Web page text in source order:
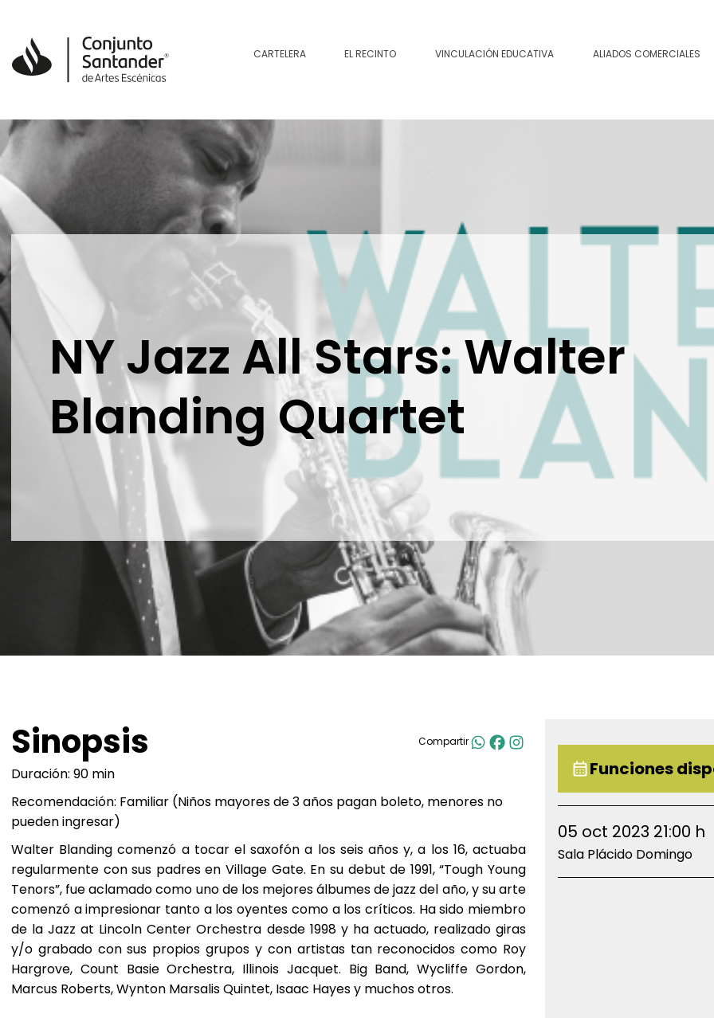
CARTELERA EL RECINTO VINCULACIÓN EDUCATIVA ALIADOS COMERCIALES
NY Jazz All Stars: Walter
Blanding Quartet
Sinopsis Compartir
Duración: 90 min
Recomendación: Familiar (Niños mayores de 3 años pagan boleto, menores no
pueden ingresar)
Walter Blanding comenzó a tocar el saxofón a los seis años y, a los 16, actuaba
regularmente con sus padres en Village Gate. En su debut de 1991, “Tough Young
Tenors”, fue aclamado como uno de los mejores álbumes de jazz del año, y su arte
comenzó a impresionar tanto a los oyentes como a los críticos. Ha sido miembro
de la Jazz at Lincoln Center Orchestra desde 1998 y ha actuado, realizado giras
y/o grabado con sus propios grupos y con artistas tan reconocidos como Roy
Hargrove, Count Basie Orchestra, Illinois Jacquet. Big Band, Wycliffe Gordon,
Marcus Roberts, Wynton Marsalis Quintet, Isaac Hayes y muchos otros.
Funciones
05 oct 2023 21:00 h
Sala Plácido Domingo